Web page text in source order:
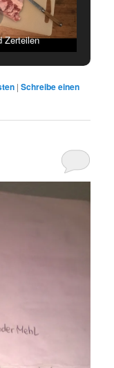
Zerteilen
|Schreibe einen